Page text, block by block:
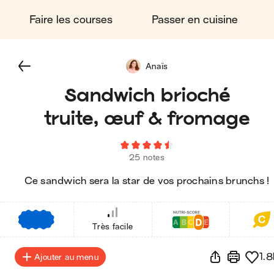
Faire les courses Passer en cuisine
Sandwich brioché
truite, œuf & fromage
25 notes
Ce sandwich sera la star de vos prochains brunchs !
Anaïs
Très facile
Ajouter au menu